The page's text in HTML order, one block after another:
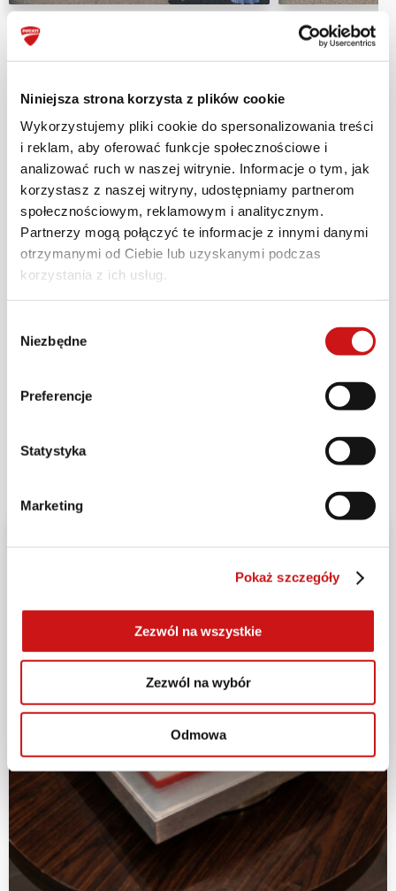
Niniejsza strona korzysta z plików cookie
Wykorzystujemy pliki cookie do spersonalizowania treści
i reklam, aby oferować funkcje społecznościowe i
analizować ruch w naszej witrynie. Informacje o tym, jak
korzystasz z naszej witryny, udostępniamy partnerom
społecznościowym, reklamowym i analitycznym.
Partnerzy mogą połączyć te informacje z innymi danymi
otrzymanymi od Ciebie lub uzyskanymi podczas
korzystania z ich usług.
zgody
Niezbędne
Preferencje
Statystyka
Marketing
Pokaż szczegóły
Zezwól na wszystkie
Zezwól na wybór
Odmowa
Serdecznie zachęcamy do udziału w
przyszłorocznej edycji imprezy Baltic Ducati
Week, a także w innych wydarzeniach
klubowych. Chcesz dowiedzieć się więcej?
Zapraszamy nastronę klubu,facebookowy
profilDucati Klub Polska, a także do
kalendarza eventów , gdzie publikujemy
najważniejsze wydarzenia ze świata Ducati w
#DucatiKlubPolska #BalticDucatiWeek